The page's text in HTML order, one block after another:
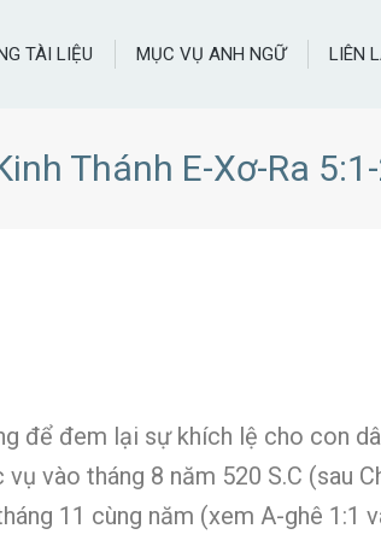
TÀI LIỆU MỤC VỤ ANH NGỮ LIÊN
Thánh E-Xơ-Ra
để đem lại sự khích lệ cho con
vào tháng 8 năm 520 S.C (sau
11 cùng năm (xem A-ghê 1:1